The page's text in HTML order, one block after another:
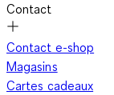
Contact
Contact e-shop
Magasins
Cartes cadeaux